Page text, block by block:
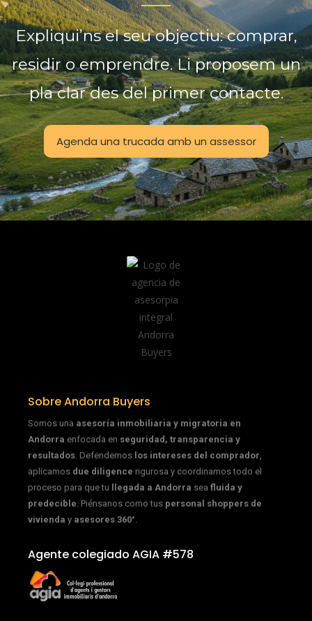
Expliqui’nselseuobjectiu:comprar,
residiroemprendre.Liproposemun
placlardesdelprimercontacte.
Agenda una trucada amb un assessor
Sobre Andorra Buyers
Somos una asesoría inmobiliaria y migratoria en
Andorra enfocada en seguridad, transparencia y
resultados. Defendemos los intereses del comprador,
aplicamos due diligence rigurosa y coordinamos todo el
proceso para que tu
llegada a Andorra sea fluida y
predecible. Piénsanos como tus personal shoppers de
vivienda y asesores 360°.
Agente colegiado AGIA #578